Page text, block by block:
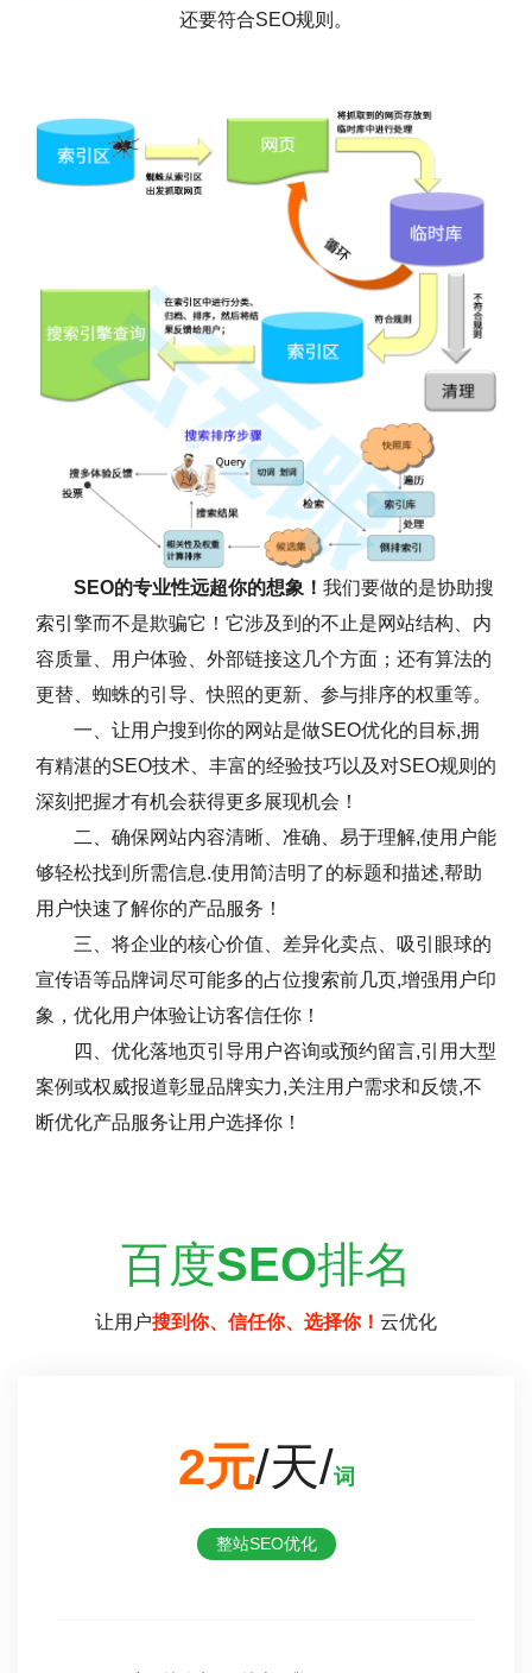
还要符合SEO规则。
SEO的专业性远超你的想象！ 我们要做的是协助搜
索引擎而不是欺骗它！它涉及到的不止是网站结构、内
容质量、用户体验、外部链接这几个方面；还有算法的
更替、蜘蛛的引导、快照的更新、参与排序的权重等。
一、让用户搜到你的网站是做SEO优化的目标,拥
有精湛的SEO技术、丰富的经验技巧以及对SEO规则的
深刻把握才有机会获得更多展现机会！
二、确保网站内容清晰、准确、易于理解,使用户能
够轻松找到所需信息.使用简洁明了的标题和描述,帮助
用户快速了解你的产品服务！
三、将企业的核心价值、差异化卖点、吸引眼球的
宣传语等品牌词尽可能多的占位搜索前几页,增强用户印
象，优化用户体验让访客信任你！
四、优化落地页引导用户咨询或预约留言,引用大型
案例或权威报道彰显品牌实力,关注用户需求和反馈,不
断优化产品服务让用户选择你！
百度SEO排名
让用户搜到你、信任你、选择你！ 云优化
2元/天/词
整站SEO优化